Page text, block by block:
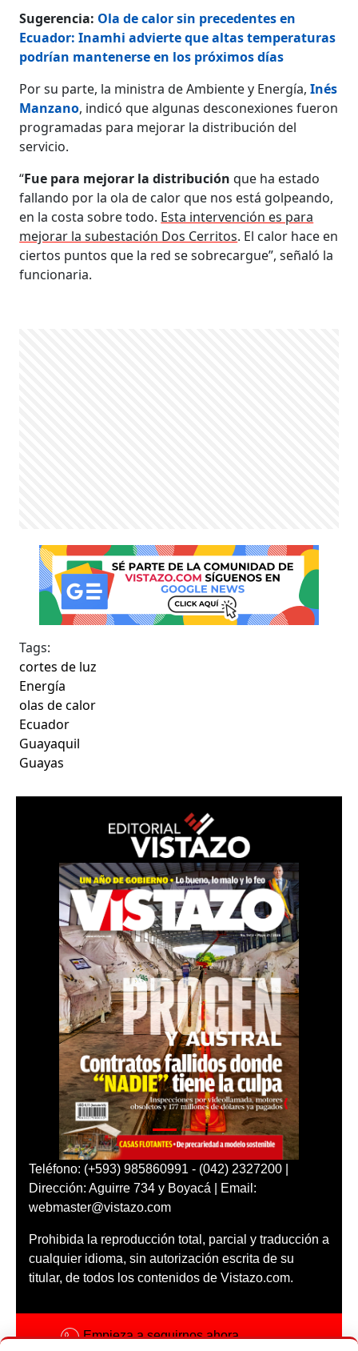
Sugerencia: Ola de calor sin precedentes en
Ecuador: Inamhi advierte que altas temperaturas
podrían mantenerse en los próximos días
Por su parte, la ministra de Ambiente y Energía,Inés
Manzano, indicó que algunas desconexiones fueron
programadas para mejorar la distribución del
servicio.
“Fue para mejorar la distribución que ha estado
fallando por la ola de calor que nos está golpeando,
en la costa sobre todo. Esta intervención es para
mejorar la subestación Dos Cerritos. El calor hace en
ciertos puntos que la red se sobrecargue”, señaló la
funcionaria.
Tags:
cortes de luz
Energía
olas de calor
Ecuador
Guayaquil
Guayas
Teléfono: (+593) 985860991 - (042) 2327200 |
Dirección: Aguirre 734 y Boyacá | Email:
webmaster@vistazo.com
Prohibida la reproducción total, parcial y traducción a
cualquier idioma, sin autorización escrita de su
titular, de todos los contenidos de Vistazo.com.
Empieza a seguirnos ahora